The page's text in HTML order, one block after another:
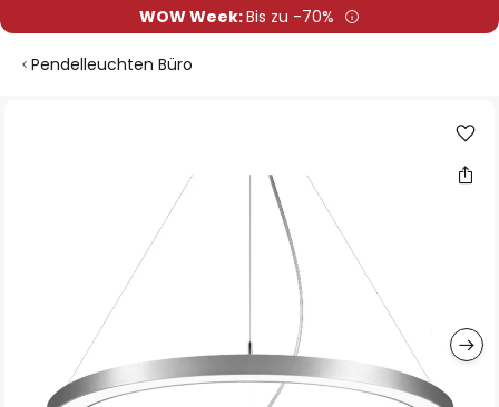
WOW Week:Bis zu -70%
Pendelleuchten Büro